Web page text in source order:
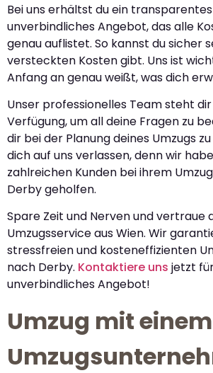
Bei uns erhältst du ein
unverbindliches Angebot, das alle
genau auflistet. So kannst du sicher
versteckten Kosten gibt. Uns ist
Anfang an genau weißt, was dich
Unser professionelles Team steht
Verfügung, um all deine Fragen zu
dir bei der Planung deines Umzugs
dich auf uns verlassen, denn wir
zahlreichen Kunden bei ihrem
Derby geholfen.
Spare Zeit und Nerven und vertraue
Umzugsservice aus Wien. Wir
stressfreien und kosteneffizienten
nach Derby. Kontaktiere uns jetzt
unverbindliches Angebot!
Umzug mit einem